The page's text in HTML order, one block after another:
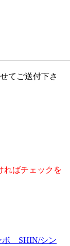
てご送付下さ
ればチェックを
ボ SHIN/シン